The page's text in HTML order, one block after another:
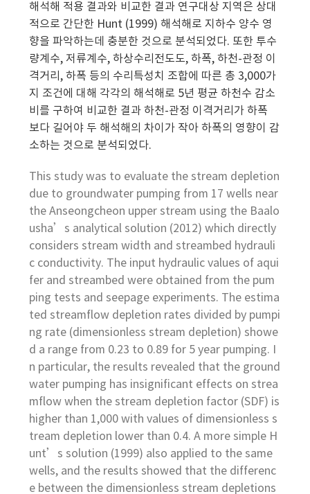
해석해 적용 결과와 비교한 결과 연구대상 지역은 상대
적으로 간단한 Hunt (1999) 해석해로 지하수 양수 영
향을 파악하는데 충분한 것으로 분석되었다. 또한 투수
량계수, 저류계수, 하상수리전도도, 하폭, 하천-관정 이
격거리, 하폭 등의 수리특성치 조합에 따른 총 3,000가
지 조건에 대해 각각의 해석해로 5년 평균 하천수 감소
비를 구하여 비교한 결과 하천-관정 이격거리가 하폭
보다 길어야 두 해석해의 차이가 작아 하폭의 영향이 감
소하는 것으로 분석되었다.
This study was to evaluate the stream depletion
due to groundwater pumping from 17 wells near
the Anseongcheon upper stream using the Baalo
usha’s analytical solution (2012) which directly
considers stream width and streambed hydrauli
c conductivity. The input hydraulic values of aqui
fer and streambed were obtained from the pum
ping tests and seepage experiments. The estima
ted streamflow depletion rates divided by pumpi
ng rate (dimensionless stream depletion) showe
d a range from 0.23 to 0.89 for 5 year pumping. I
n particular, the results revealed that the ground
water pumping has insignificant effects on strea
mflow when the stream depletion factor (SDF) is
higher than 1,000 with values of dimensionless s
tream depletion lower than 0.4. A more simple H
unt’s solution (1999) also applied to the same
wells, and the results showed that the differenc
e between the dimensionless stream depletions